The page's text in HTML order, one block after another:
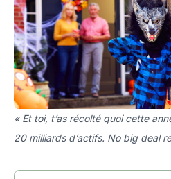
« Et toi, t’as récolté quoi cette
20 milliards d’actifs. No big deal